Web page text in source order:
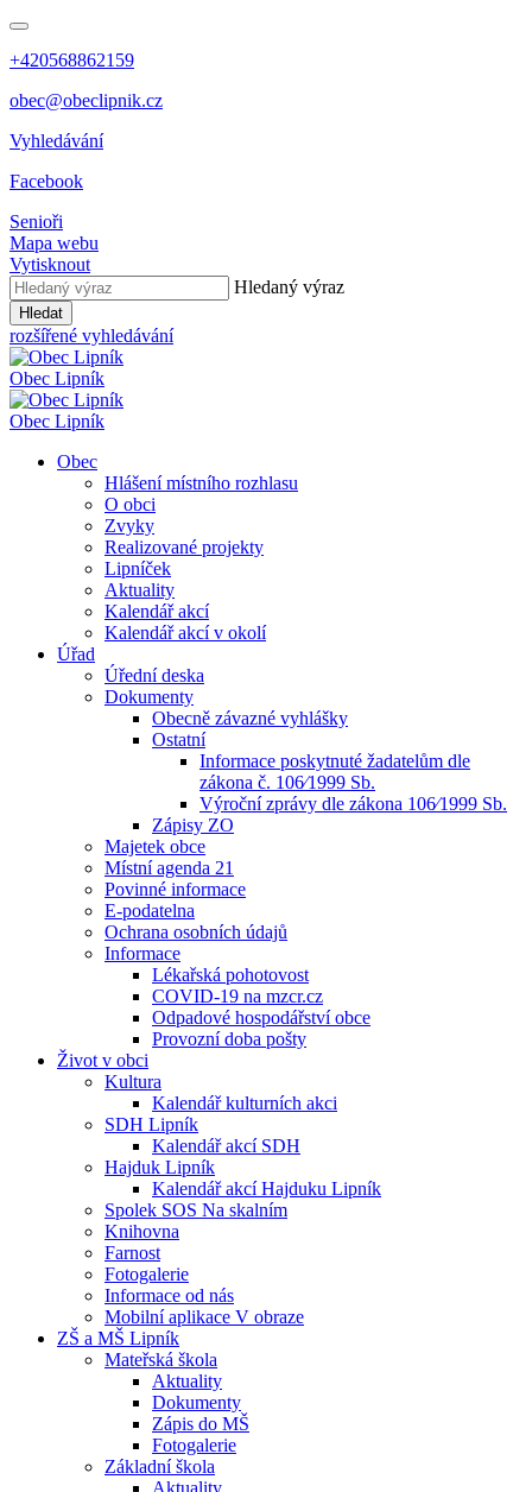
+420568862159
obec@obeclipnik.cz
Vyhledávání
Facebook
Senioři
Mapa webu
Vytisknout
Hledaný výraz
Hledat
rozšířené vyhledávání
Obec Lipník
Obec Lipník
Obec
Hlášení místního rozhlasu
O obci
Zvyky
Realizované projekty
Lipníček
Aktuality
Kalendář akcí
Kalendář akcí v okolí
Úřad
Úřední deska
Dokumenty
Obecně závazné vyhlášky
Ostatní
Informace poskytnuté žadatelům dle
zákona č. 106⁄1999 Sb.
Výroční zprávy dle zákona 106⁄1999 Sb.
Zápisy ZO
Majetek obce
Místní agenda 21
Povinné informace
E-podatelna
Ochrana osobních údajů
Informace
Lékařská pohotovost
COVID-19 na mzcr.cz
Odpadové hospodářství obce
Provozní doba pošty
Život v obci
Kultura
Kalendář kulturních akci
SDH Lipník
Kalendář akcí SDH
Hajduk Lipník
Kalendář akcí Hajduku Lipník
Spolek SOS Na skalním
Knihovna
Farnost
Fotogalerie
Informace od nás
Mobilní aplikace V obraze
ZŠ a MŠ Lipník
Mateřská škola
Aktuality
Dokumenty
Zápis do MŠ
Fotogalerie
Základní škola
Aktuality